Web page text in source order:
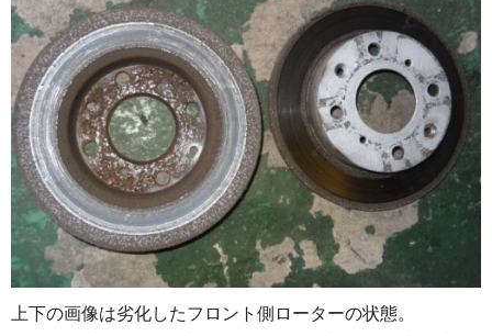
上下の画像は劣化したフロント側ローターの状態。